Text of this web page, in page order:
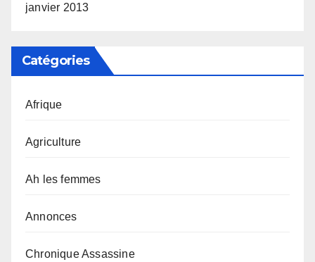
janvier 2013
Catégories
Afrique
Agriculture
Ah les femmes
Annonces
Chronique Assassine